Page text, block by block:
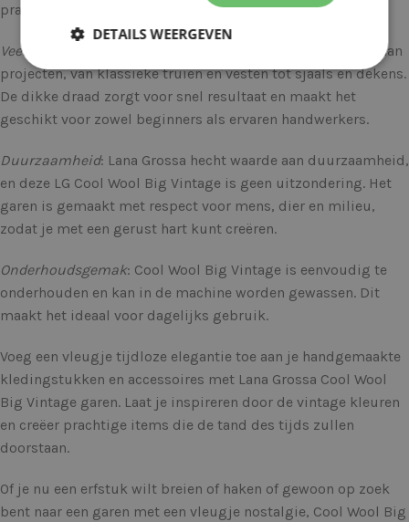
prachtige garen.
Veelzijdigheid
: Dit garen is geschikt voor een breed scala aan
projecten, van klassieke truien en vesten tot sjaals en dekens.
De dikke draad zorgt voor snel resultaat en maakt het
geschikt voor zowel beginners als ervaren handwerkers.
Duurzaamheid: Lana Grossa hecht waarde aan duurzaamheid,
en deze LG Cool Wool Big Vintage is geen uitzondering. Het
garen is gemaakt met respect voor mens, dier en milieu,
zodat je met een gerust hart kunt creëren.
Onderhoudsgemak: Cool Wool Big Vintage is eenvoudig te
onderhouden en kan in de machine worden gewassen. Dit
maakt het ideaal voor dagelijks gebruik.
Voeg een vleugje tijdloze elegantie toe aan je handgemaakte
kledingstukken en accessoires met Lana Grossa Cool Wool
Big Vintage garen. Laat je inspireren door de vintage kleuren
en creëer prachtige items die de tand des tijds zullen
doorstaan.
Of je nu een erfstuk wilt breien of haken of gewoon op zoek
bent naar een garen met een vleugje nostalgie, Cool Wool Big
DETAILS WEERGEVEN